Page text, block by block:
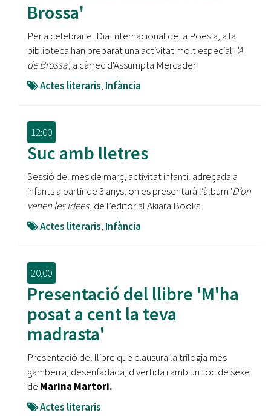
Brossa'
Per a celebrar el Dia Internacional de la Poesia, a la
biblioteca han preparat una activitat molt especial: 'A
de Brossa',a càrrec d'Assumpta Mercader
Actes literaris, Infància
12:00
Suc amb lletres
Sessió del mes de març, activitat infantil adreçada a
infants a partir de 3 anys, on es presentarà l’àlbum 'D’on
venen les idees', de l’editorial Akiara Books.
Actes literaris, Infància
20:00
Presentació del llibre 'M'ha
posat a cent la teva
madrasta'
Presentació del llibre que clausura la trilogia més
gamberra, desenfadada, divertida i amb un toc de sexe
de Marina Martori.
Actes literaris